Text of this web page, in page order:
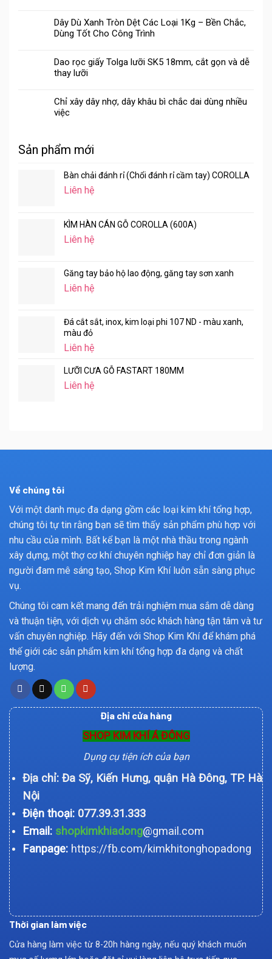
Dây Dù Xanh Tròn Dệt Các Loại 1Kg – Bền Chắc,
Dùng Tốt Cho Công Trình
Dao rọc giấy Tolga lưỡi SK5 18mm, cắt gọn và dễ
thay lưỡi
Chỉ xây dây nhợ, dây khâu bì chắc dai dùng nhiều
việc
Sản phẩm mới
Bàn chải đánh rỉ (Chổi đánh rỉ cầm tay) COROLLA
Liên hệ
KÌM HÀN CÁN GỖ COROLLA (600A)
Liên hệ
Găng tay bảo hộ lao động, găng tay sơn xanh
Liên hệ
Đá cắt sắt, inox, kim loại phi 107 ND - màu xanh,
màu đỏ
Liên hệ
LƯỠI CƯA GỖ FASTART 180MM
Liên hệ
Về chúng tôi
Với một danh mục đa dạng gồm các loại kim khí tổng hợp,
chúng tôi tự tin rằng bạn sẽ tìm thấy sản phẩm phù hợp với
nhu cầu của mình. Bất kể bạn là một nhà thầu trong ngành
xây dựng, một thợ cơ khí chuyên nghiệp hay chỉ đơn giản là
người đam mê sáng tạo, Shop Kim Khí luôn sẵn sàng phục
vụ.
Chúng tôi cam kết mang đến trải nghiệm mua sắm dễ dàng
và thuận tiện, với dịch vụ chăm sóc khách hàng tận tâm và tư
vấn chuyên nghiệp. Hãy đến với Shop Kim Khí để khám phá
thế giới các sản phẩm kim khí tổng hợp đa dạng và chất
lượng.
Địa chỉ cửa hàng
SHOP KIM KHÍ Á ĐÔNG
Dụng cụ tiện ích của bạn
Địa chỉ: Đa Sỹ, Kiến Hưng, quận Hà Đông, TP. Hà
Nội
Điện thoại: 077.39.31.333
Email:shopkimkhiadong@gmail.com
Fanpage: https://fb.com/kimkhitonghopadong
Thời gian làm việc
Cửa hàng làm việc từ 8-20h hàng ngày, nếu quý khách muốn